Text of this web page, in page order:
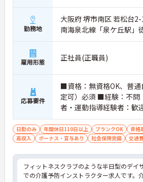
勤務地
大阪府 堺市南区 若松台
南海泉北線「泉ケ丘駅」
雇用形態 正社員(正職員)
応募要件
■資格：無資格OK、普通
定可）必須 ■経験：不
者・運動指導経験者：歓
日勤のみ 年間休日110日以上 ブランクOK 資格
高収入
ボーナス・賞与あり 社会保険完備 交通
フィットネスクラブのような半日型のデイ
での介護予防インストラクター求人です。